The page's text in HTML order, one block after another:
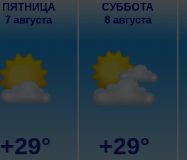
ПЯТНИЦА
7 августа
+29°
СУББОТА
8 августа
+29°